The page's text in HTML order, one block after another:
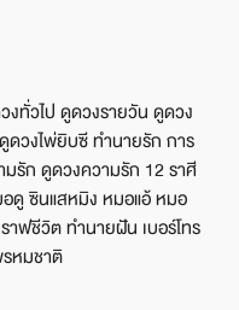
ทั่วไป ดูดวงรายวัน ดูดวง
วงไพ่ยิบซี ทำนายรัก การ
มรัก ดูดวงความรัก 12 ราศี
ดู ซินแสหมิง หมอแอ้ หมอ
ฟชีวิต ทำนายฝัน เบอร์โทร
หมชาติ